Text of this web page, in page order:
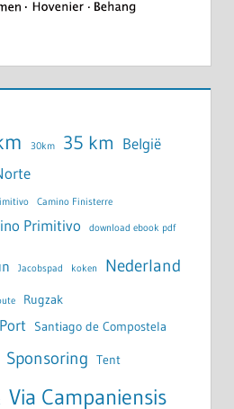
30km 35 km België
Camino Finisterre
Primitivo download ebook pdf
Jacobspad koken Nederland
Rugzak
Santiago de Compostela
Sponsoring Tent
Via Campaniensis